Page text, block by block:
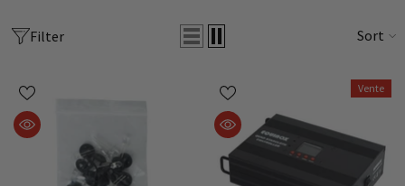
Filter Sort
Vente